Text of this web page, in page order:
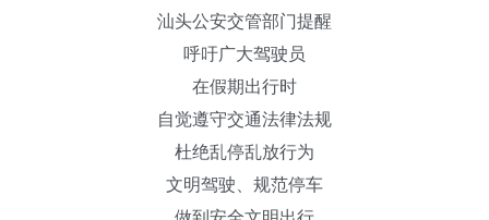
汕头公安交管部门提醒
呼吁广大驾驶员
在假期出行时
自觉遵守交通法律法规
杜绝乱停乱放行为
文明驾驶、规范停车